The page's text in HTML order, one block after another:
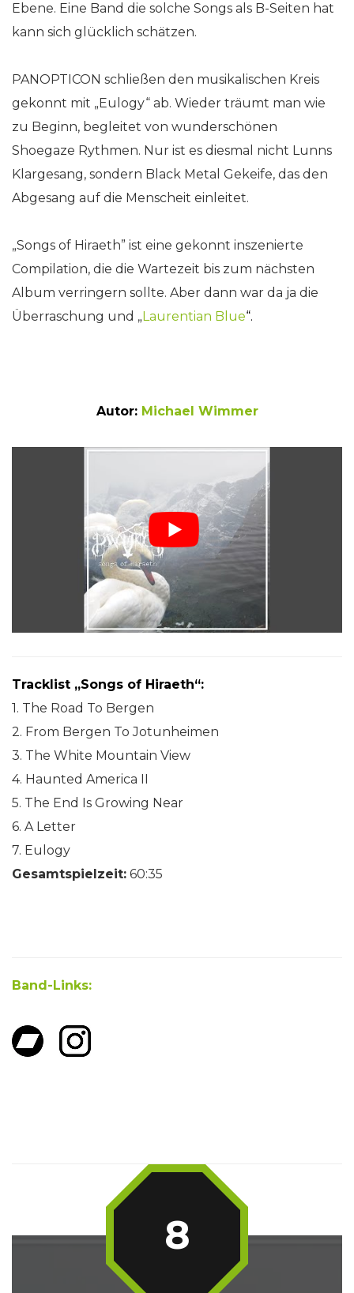
Ebene. Eine Band die solche Songs als B-Seiten hat
kann sich glücklich schätzen.
PANOPTICON schließen den musikalischen Kreis
gekonnt mit „Eulogy“ ab. Wieder träumt man wie
zu Beginn, begleitet von wunderschönen
Shoegaze Rythmen. Nur ist es diesmal nicht Lunns
Klargesang, sondern Black Metal Gekeife, das den
Abgesang auf die Menscheit einleitet.
„Songs of Hiraeth” ist eine gekonnt inszenierte
Compilation, die die Wartezeit bis zum nächsten
Album verringern sollte. Aber dann war da ja die
Überraschung und „Laurentian Blue“.
Autor: Michael Wimmer
Tracklist „Songs of Hiraeth“:
1. The Road To Bergen
2. From Bergen To Jotunheimen
3. The White Mountain View
4. Haunted America II
5. The End Is Growing Near
6. A Letter
7. Eulogy
Gesamtspielzeit: 60:35
Band-Links:
8